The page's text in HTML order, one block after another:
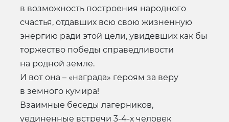
в возможность построения народного
счастья, отдавших всю свою жизненную
энергию ради этой цели, увидевших как бы
торжество победы справедливости
на родной земле.
И вот она – «награда» героям за веру
в земного кумира!
Взаимные беседы лагерников,
уединенные встречи 3-4-х человек